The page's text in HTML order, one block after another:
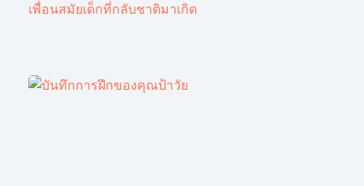
เพื่อนสมัยเด็กที่กลับชาติมาเกิด